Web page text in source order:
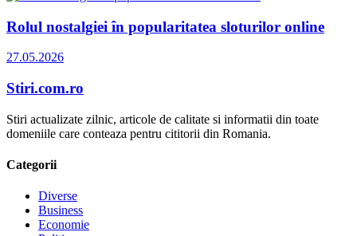
Rolul nostalgiei în popularitatea sloturilor online
27.05.2026
Stiri.com.ro
Stiri actualizate zilnic, articole de calitate si informatii din toate
domeniile care conteaza pentru cititorii din Romania.
Categorii
Diverse
Business
Economie